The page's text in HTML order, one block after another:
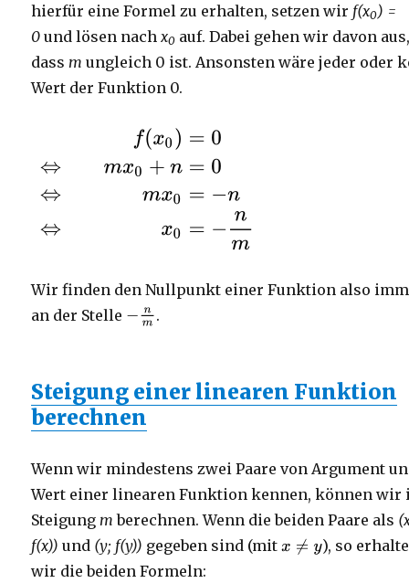
hierfür eine Formel zu erhalten, setzen wir f(x0) =
0 und lösen nachx0 auf. Dabei gehen wir davon
dass m ungleich 0 ist. Ansonsten wäre jeder oder
Wert der Funktion 0.
Wir finden den Nullpunkt einer Funktion also
an der Stelle
.
Steigung einer linearen Funktion
berechnen
Wenn wir mindestens zwei Paare von Argument
Wert einer linearen Funktion kennen, können wir
Steigung m berechnen. Wenn die beiden Paare als
f(x)) und (y; f(y)) gegeben sind (mit
), so
wir die beiden Formeln: